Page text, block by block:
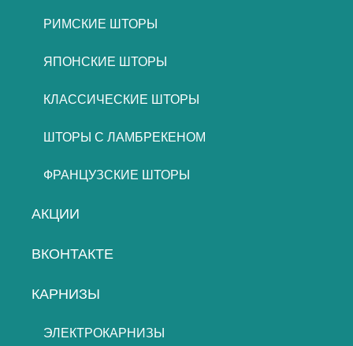
РИМСКИЕ ШТОРЫ
ЯПОНСКИЕ ШТОРЫ
КЛАССИЧЕСКИЕ ШТОРЫ
ШТОРЫ С ЛАМБРЕКЕНОМ
ФРАНЦУЗСКИЕ ШТОРЫ
АКЦИИ
ВКОНТАКТЕ
КАРНИЗЫ
ЭЛЕКТРОКАРНИЗЫ